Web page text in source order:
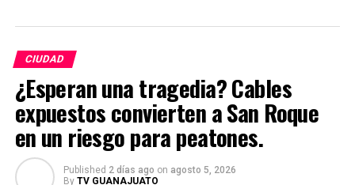
CIUDAD
¿Esperan una tragedia? Cables
expuestos convierten a San Roque
en un riesgo para peatones.
Published 2 días ago on agosto 5, 2026
By TV GUANAJUATO